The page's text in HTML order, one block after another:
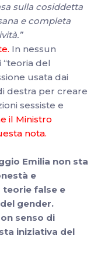
sulla cosiddetta
e completa
In nessun
del
usata dai
destra per creare
sessiste e
il Ministro
nota.
Emilia non sta
e
false e
gender.
senso di
iniziativa del